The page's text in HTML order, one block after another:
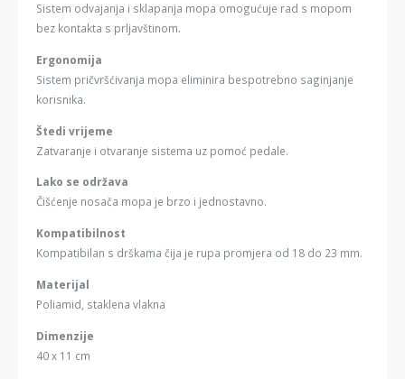
Sistem odvajanja i sklapanja mopa omogućuje rad s mopom
bez kontakta s prljavštinom.
Ergonomija
Sistem pričvršćivanja mopa eliminira bespotrebno saginjanje
korisnika.
Štedi vrijeme
Zatvaranje i otvaranje sistema uz pomoć pedale.
Lako se održava
Čišćenje nosača mopa je brzo i jednostavno.
Kompatibilnost
Kompatibilan s drškama čija je rupa promjera od 18 do 23 mm.
Materijal
Poliamid, staklena vlakna
Dimenzije
40 x 11 cm